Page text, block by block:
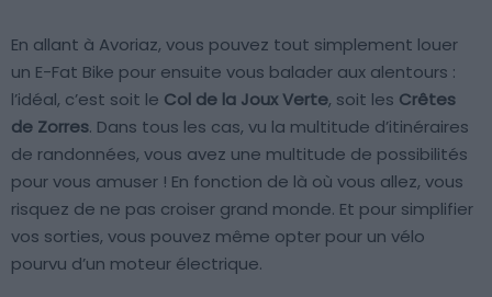
En allant à Avoriaz, vous pouvez tout simplement louer
un E-Fat Bike pour ensuite vous balader aux alentours :
l’idéal, c’est soit le Col de la Joux Verte, soit les Crêtes
de Zorres. Dans tous les cas, vu la multitude d’itinéraires
de randonnées, vous avez une multitude de possibilités
pour vous amuser ! En fonction de là où vous allez, vous
risquez de ne pas croiser grand monde. Et pour simplifier
vos sorties, vous pouvez même opter pour un vélo
pourvu d’un moteur électrique.